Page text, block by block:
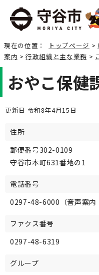
現在の位置： トップページ >
案内 >行政組織と主な業務 >
おやこ保健
更新日 令和8年4月15日
住所
郵便番号302-0109
守谷市本町631番地の1
電話番号
0297-48-6000（音声案内
ファクス番号
0297-48-6319
グループ